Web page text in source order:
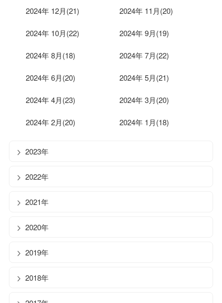
2024年 12月(21) 2024年 11月(20)
2024年 10月(22) 2024年 9月(19)
2024年 8月(18) 2024年 7月(22)
2024年 6月(20) 2024年 5月(21)
2024年 4月(23) 2024年 3月(20)
2024年 2月(20) 2024年 1月(18)
2023年
2022年
2021年
2020年
2019年
2018年